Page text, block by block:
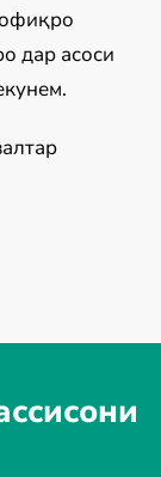
дар асоси